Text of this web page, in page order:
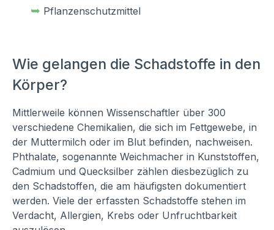
➥ Pflanzenschutzmittel
Wie gelangen die Schadstoffe in den
Körper?
Mittlerweile können Wissenschaftler über 300
verschiedene Chemikalien, die sich im Fettgewebe, in
der Muttermilch oder im Blut befinden, nachweisen.
Phthalate, sogenannte Weichmacher in Kunststoffen,
Cadmium und Quecksilber zählen diesbezüglich zu
den Schadstoffen, die am häufigsten dokumentiert
werden. Viele der erfassten Schadstoffe stehen im
Verdacht, Allergien, Krebs oder Unfruchtbarkeit